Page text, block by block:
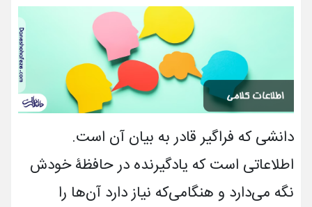
دانشی که فراگیر قادر به بیان آن است.
اطلاعاتی است که یادگیرنده در حافظۀ خودش
نگه می‌دارد و هنگامی‌که نیاز دارد آن‌ها را